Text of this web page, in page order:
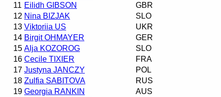
11 Eilidh GIBSON
GBR
12 Nina BIZJAK
SLO
13 Viktoriia US
UKR
14 Birgit OHMAYER
GER
15 Alja KOZOROG
SLO
16 Cecile TIXIER
FRA
17 Justyna JANCZY
POL
18 Zulfia SABITOVA
RUS
19 Georgia RANKIN
AUS